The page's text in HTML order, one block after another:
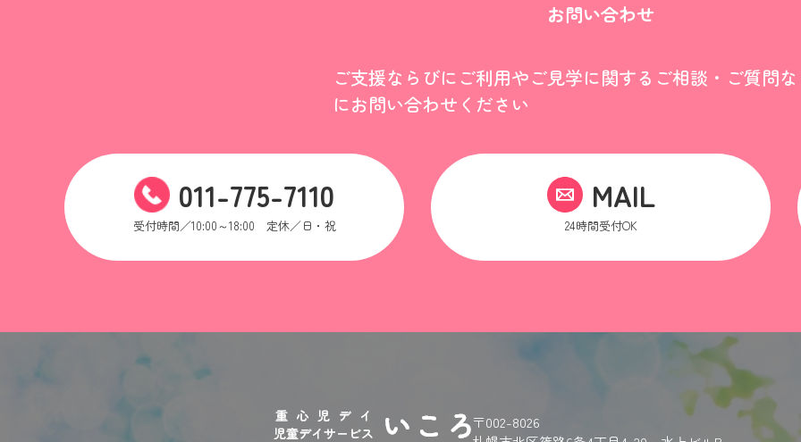
お問い合わせ
ご支援ならびにご利用やご見学に関するご相談・ご質問
にお問い合わせください
011-775-7110
受付時間／10:00～18:00 定休／日・祝
MAIL
24時間受付OK
〒002-8026